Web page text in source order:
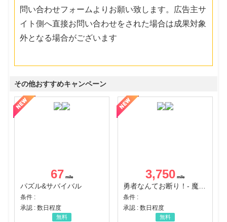
問い合わせフォームよりお願い致します。広告主サ
イト側へ直接お問い合わせをされた場合は成果対象
外となる場合がございます
その他おすすめキャンペーン
67
パズル&サバイバル
条件 :
承認 : 数日程度
無料
3,750
勇者なんてお断り！- 魔王の力で異世界征服
条件 :
承認 : 数日程度
無料